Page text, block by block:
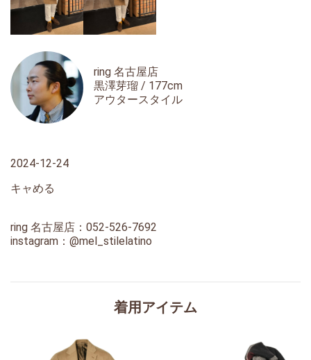
ring 名古屋店
黒澤芽瑠 / 177cm
アウタースタイル
2024-12-24
キャめる
ring 名古屋店：052-526-7692
instagram： @mel_stilelatino
着用アイテム